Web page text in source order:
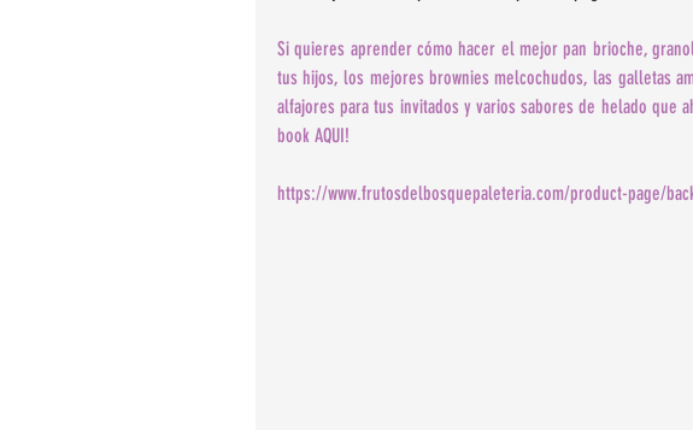
Si quieres aprender cómo hacer el mejor pan brioche,
tus hijos, los mejores brownies melcochudos, las galletas
alfajores para tus invitados y varios sabores de helado que
book AQUI!
https://www.frutosdelbosquepaleteria.com/product-page/